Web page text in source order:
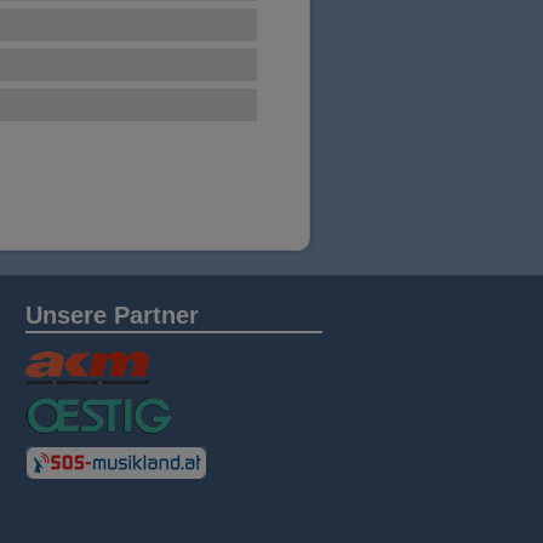
Unsere Partner